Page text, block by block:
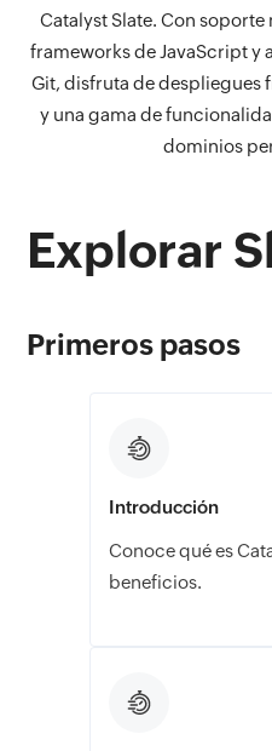
Catalyst Slate. Con
frameworks de JavaScript y
Git, disfruta de despliegues
y una gama de
dominios
Explorar
Primeros pasos
Introducción
Conoce qué es
beneficios.